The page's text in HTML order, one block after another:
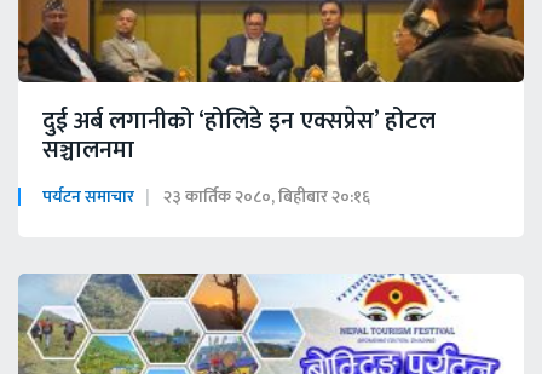
दुई अर्ब लगानीको ‘होलिडे इन एक्सप्रेस’ होटल
सञ्चालनमा
पर्यटन समाचार २३ कार्तिक २०८०, बिहीबार २०:१६